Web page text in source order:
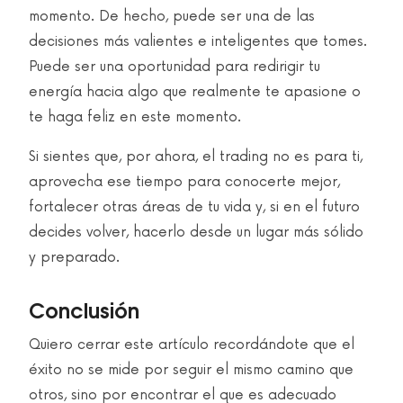
momento. De hecho, puede ser una de las
decisiones más valientes e inteligentes que tomes.
Puede ser una oportunidad para redirigir tu
energía hacia algo que realmente te apasione o
te haga feliz en este momento.
Si sientes que, por ahora, el trading no es para ti,
aprovecha ese tiempo para conocerte mejor,
fortalecer otras áreas de tu vida y, si en el futuro
decides volver, hacerlo desde un lugar más sólido
y preparado.
Conclusión
Quiero cerrar este artículo recordándote que el
éxito no se mide por seguir el mismo camino que
otros, sino por encontrar el que es adecuado